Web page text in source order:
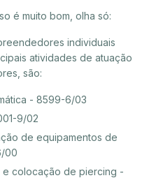
é muito bom, olha só:
individuais
atividades de atuação
são:
- 8599-6/03
9/02
de equipamentos de
00
e colocação de piercing -